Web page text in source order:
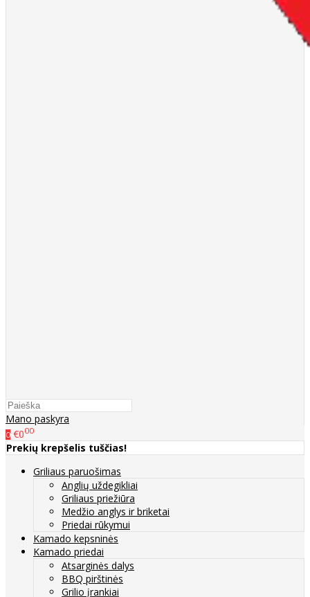
Mano paskyra
0 €000
Prekių krepšelis tuščias!
Griliaus paruošimas
Anglių uždegikliai
Griliaus priežiūra
Medžio anglys ir briketai
Priedai rūkymui
Kamado kepsninės
Kamado priedai
Atsarginės dalys
BBQ pirštinės
Grilio įrankiai